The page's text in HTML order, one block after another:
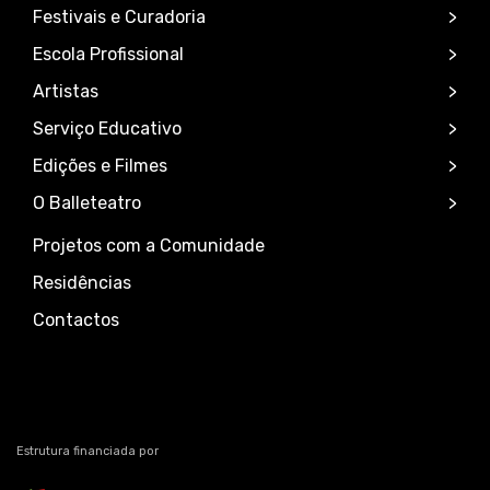
Festivais e Curadoria
Escola Profissional
Artistas
Serviço Educativo
Edições e Filmes
O Balleteatro
Projetos com a Comunidade
Residências
Contactos
Estrutura financiada por